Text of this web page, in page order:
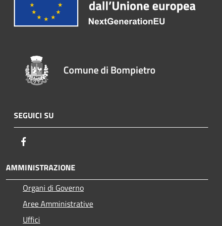
Comune di Bompietro
SEGUICI SU
AMMINISTRAZIONE
Organi di Governo
Aree Amministrative
Uffici